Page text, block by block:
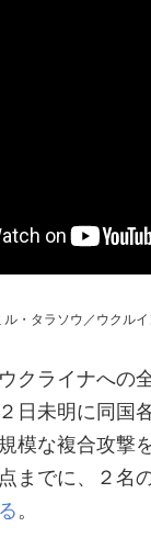
・タラソウ／ウクル
クライナへの
日未明に同国
模な複合攻撃
までに、２名
。